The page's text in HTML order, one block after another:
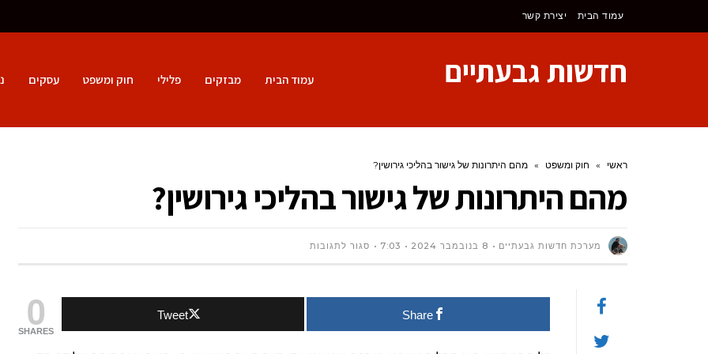
עמוד הבית יצירת קשר
חדשות גבעתיים עמוד הבית מבזקים פלילי חוק ומשפט עסקים
ראשי » חוק ומשפט » מהם היתרונות של גישור בהליכי גירושין?
מהם היתרונות של גישור בהליכי גירושין?
מערכת חדשות גבעתיים 8 בנובמבר 2024 7:03 סגור לתגובותעל
0
SHARES
Share
Tweet